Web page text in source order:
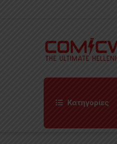
Κατηγορίες